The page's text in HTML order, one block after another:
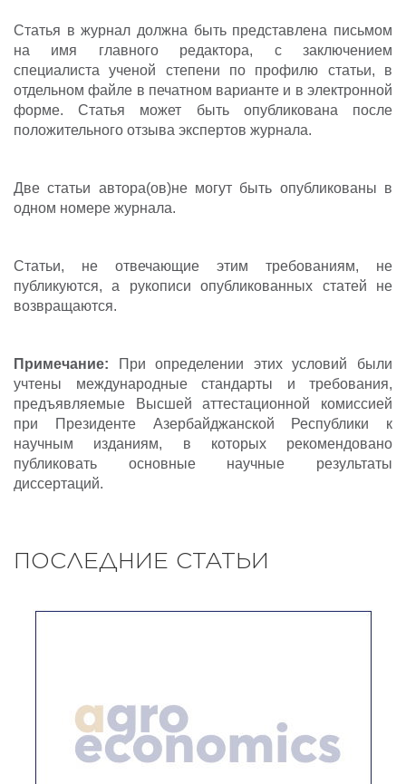
Статья в журнал должна быть представлена письмом
на имя главного редактора, с заключением
специалиста ученой степени по профилю статьи, в
отдельном файле в печатном варианте и в электронной
форме. Статья может быть опубликована после
положительного отзыва экспертов журнала.
Две статьи автора(ов)не могут быть опубликованы в
одном номере журнала.
Статьи, не отвечающие этим требованиям, не
публикуются, а рукописи опубликованных статей не
возвращаются.
Примечание:
При определении этих условий были
учтены международные стандарты и требования,
предъявляемые Высшей аттестационной комиссией
при Президенте Азербайджанской Республики к
научным изданиям, в которых рекомендовано
публиковать основные научные результаты
диссертаций.
ПОСЛЕДНИЕ СТАТЬИ